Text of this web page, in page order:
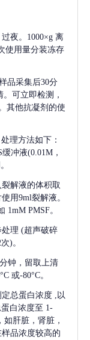
过夜。1000×g 离
使用量分装冻存
品采集后30分
可立即检测，
其他抗凝剂的使
理方法如下：
缓冲液(0.01M，
解液的体积取
用9ml裂解液。
1mM PMSF。
理 (超声破碎
)。
钟，留取上清
或-80°C。
总蛋白浓度
,以
白浓度至 1-
肝脏，肾脏，
品浓度较高的